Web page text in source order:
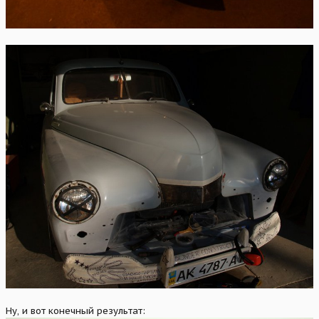
Ну, и вот конечный результат: